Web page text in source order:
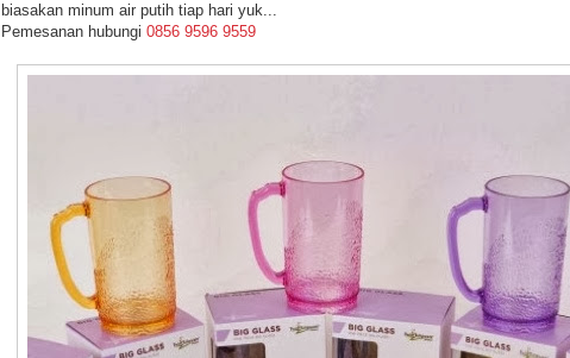
biasakan minum air putih tiap hari yuk...
Pemesanan hubungi 0856 9596 9559